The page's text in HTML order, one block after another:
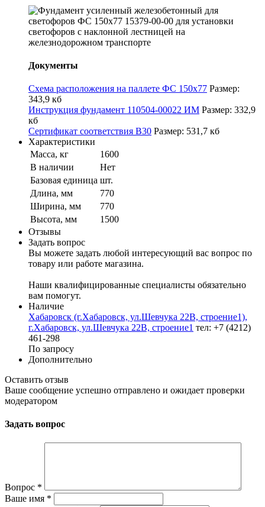
Документы
Схема расположения на паллете ФС 150х77 Размер:
343,9 кб
Инструкция фундамент 110504-00022 ИМ Размер: 332,9
кб
Сертификат соответствия B30 Размер: 531,7 кб
Характеристики
Масса, кг
1600
В наличии
Нет
Базовая единица шт.
Длина, мм
770
Ширина, мм
770
Высота, мм
1500
Отзывы
Задать вопрос
Вы можете задать любой интересующий вас вопрос по
товару или работе магазина.
Наши квалифицированные специалисты обязательно
вам помогут.
Наличие
Хабаровск (г.Хабаровск, ул.Шевчука 22В, строение1),
г.Хабаровск, ул.Шевчука 22В, строение1 тел: +7 (4212)
461-298
По запросу
Дополнительно
Оставить отзыв
Ваше сообщение успешно отправлено и ожидает проверки
модератором
Задать вопрос
Вопрос *
Ваше имя *